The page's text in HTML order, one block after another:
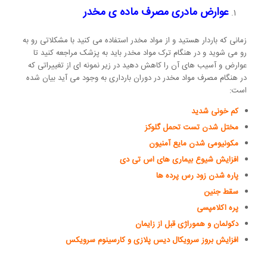
عوارض مادری مصرف ماده ی مخدر
زمانی که باردار هستید و از مواد مخدر استفاده می کنید با مشکلاتی رو به
رو می شوید و در هنگام ترک مواد مخدر باید به پزشک مراجعه کنید تا
عوارض و آسیب های آن را کاهش دهید در زیر نمونه ای از تغییراتی که
در هنگام مصرف مواد مخدر در دوران بارداری به وجود می آید بیان شده
است:
کم خونی شدید
مختل شدن تست تحمل گلوکز
مکونیومی شدن مایع آمنیون
افزایش شیوع بیماری های اس تی دی
پاره شدن زود رس پرده ها
سقط جنین
پره اکلامپسی
دکولمان و هموراژی قبل از زایمان
افزایش بروز سرویکال دیس پلازی و کارسینوم سرویکس